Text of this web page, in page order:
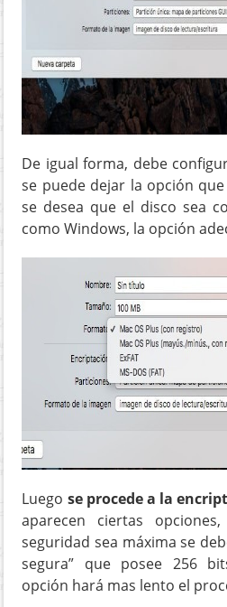
De igual forma, debe
se puede dejar la opción
se desea que el disco sea
como Windows, la opción
Luego se procede a la
aparecen ciertas
seguridad sea máxima se
segura” que posee 256
opción hará mas lento el